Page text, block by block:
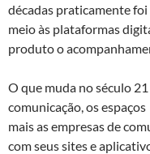
décadas praticamente
meio às plataformas
produto o
O que muda no século
comunicação, os
mais as empresas de
com seus sites e